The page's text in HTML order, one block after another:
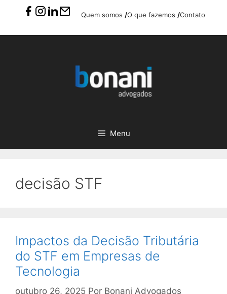
Quem somos /O que fazemos /Contato
Menu
decisão STF
Impactos da Decisão Tributária
do STF em Empresas de
Tecnologia
outubro 26, 2025 Por Bonani Advogados